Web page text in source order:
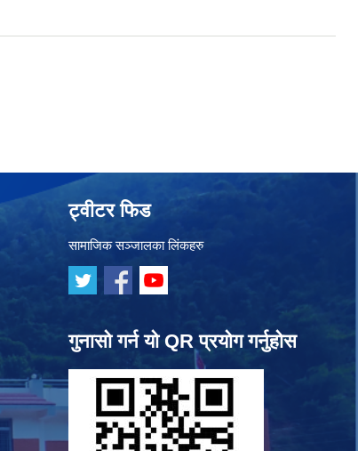
ट्वीटर फिड
सामाजिक सञ्जालका लिंकहरु
गुनासो गर्न यो QR प्रयोग गर्नुहोस